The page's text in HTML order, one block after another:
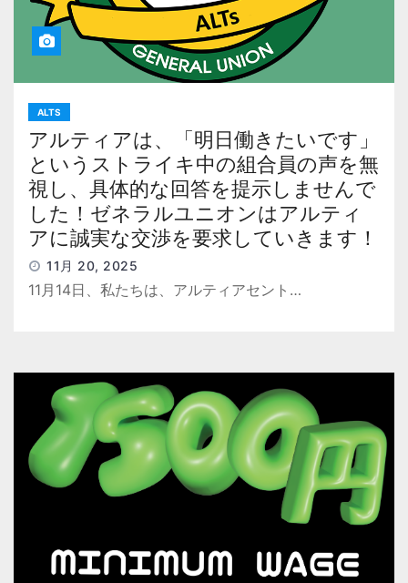
ALTS
アルティアは、「明日働きたいです」
というストライキ中の組合員の声を無
視し、具体的な回答を提示しませんで
した！ゼネラルユニオンはアルティ
アに誠実な交渉を要求していきます！
11月 20, 2025
11月14日、私たちは、アルティアセント…